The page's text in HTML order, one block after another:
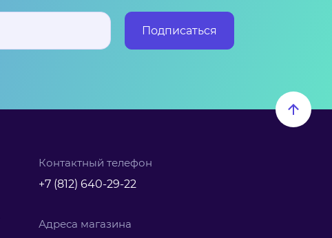
Подписаться
Контактный телефон
+7 (812) 640-29-22
Адреса магазина